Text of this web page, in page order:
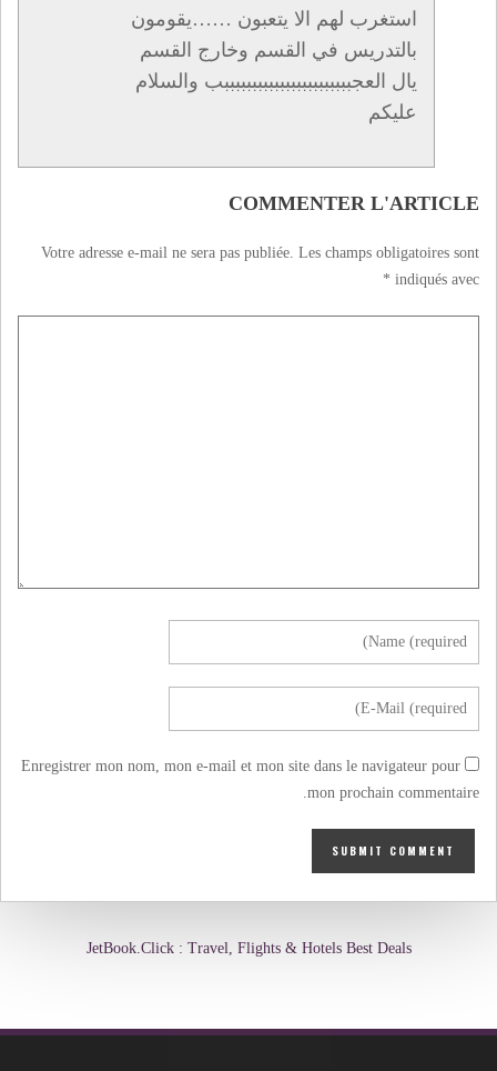
استغرب لهم الا يتعبون ……يقومون
بالتدريس في القسم وخارج القسم
يال العجبببببببببببببببببببببببب والسلام
عليكم
COMMENTER L'ARTICLE
Votre adresse e-mail ne sera pas publiée. Les champs obligatoires sont
indiqués avec
*
Enregistrer mon nom, mon e-mail et mon site dans le navigateur pour
mon prochain commentaire.
JetBook.Click : Travel, Flights & Hotels Best Deals